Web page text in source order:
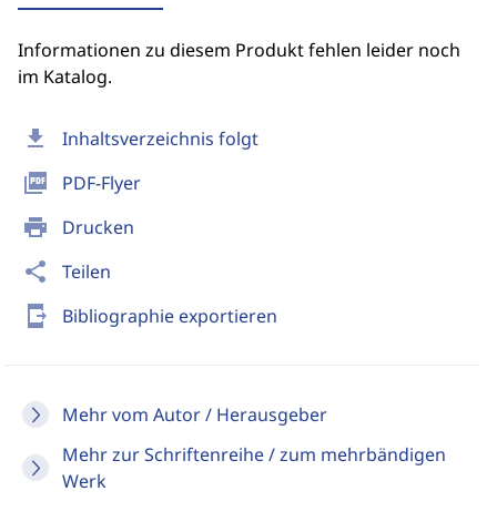
download Inhaltsverzeichnis folgt
picture_as_pdf PDF-Flyer
print Drucken
share Teilen
send_to_mobile Bibliographie exportieren
Mehr vom Autor / Herausgeber
Mehr zur Schriftenreihe / zum mehrbändigen
Werk
Informationen zu diesem Produkt fehlen leider noch
im Katalog.